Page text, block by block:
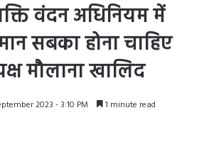
वंदन अधिनियम में
सबका होना चाहिए
मौलाना खालिद
2023 - 3:10 PM 1 minute read